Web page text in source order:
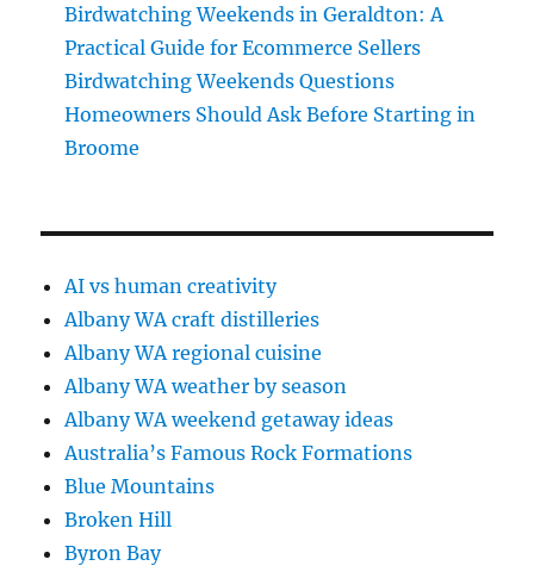
Birdwatching Weekends in Geraldton: A
Practical Guide for Ecommerce Sellers
Birdwatching Weekends Questions
Homeowners Should Ask Before Starting in
Broome
AI vs human creativity
Albany WA craft distilleries
Albany WA regional cuisine
Albany WA weather by season
Albany WA weekend getaway ideas
Australia’s Famous Rock Formations
Blue Mountains
Broken Hill
Byron Bay